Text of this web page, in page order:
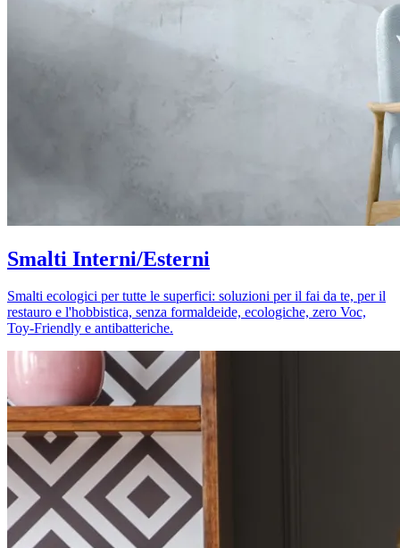
Smalti Interni/Esterni
Smalti ecologici per tutte le superfici: soluzioni per il fai da te, per il
restauro e l'hobbistica, senza formaldeide, ecologiche, zero Voc,
Toy-Friendly e antibatteriche.